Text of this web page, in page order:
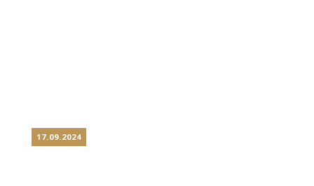
17.09.2024